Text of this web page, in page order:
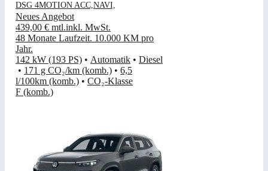
DSG 4MOTION ACC,NAVI,
Neues Angebot
439,00 € mtl.inkl. MwSt.
48 Monate Laufzeit. 10.000 KM pro
Jahr.
142 kW (193 PS) • Automatik • Diesel
• 171 g CO₂/km (komb.) • 6,5
l/100km (komb.) • CO₂-Klasse
F (komb.)